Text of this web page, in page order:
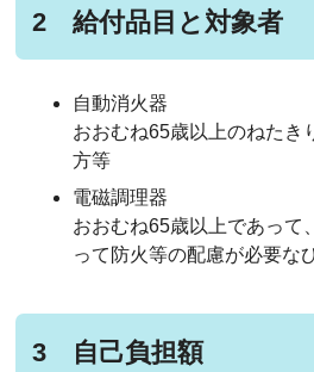
2 給付品目と対象者
自動消火器
おおむね65歳以上のねたき
方等
電磁調理器
おおむね65歳以上であって
って防火等の配慮が必要な
3 自己負担額